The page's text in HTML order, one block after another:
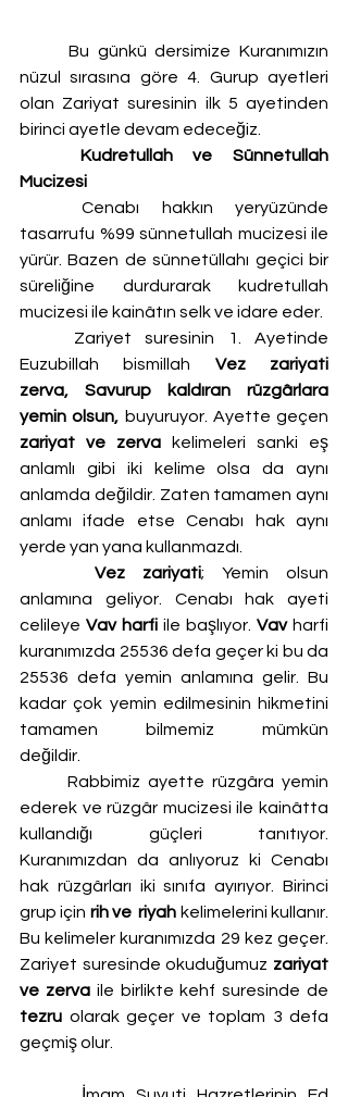
nüzul sırasına göre 4. Gurup ayetleri
olan Zariyat suresinin ilk 5 ayetinden
birinci ayetle devam edeceğiz.
Kudretullah ve Sünnetullah
Mucizesi
	Cenabı hakkın yeryüzünde
tasarrufu %99 sünnetullah mucizesi ile
yürür. Bazen de sünnetüllahı geçici bir
süreliğine durdurarak kudretullah
mucizesi ile kainâtın selk ve idare eder.
Euzubillah bismillah Vez zariyati
zerva,
Savurup kaldıran rüzgârlara
yemin olsun,
zariyat ve zerva kelimeleri sanki eş
anlamlı gibi iki kelime olsa da aynı
anlamda değildir. Zaten tamamen aynı
anlamı ifade etse Cenabı hak aynı
yerde yan yana kullanmazdı.
Vez zariyati; Yemin olsun
anlamına geliyor. Cenabı hak ayeti
celileye Vav harfi ile başlıyor. Vav harfi
kuranımızda 25536 defa geçer ki bu da
25536 defa yemin anlamına gelir. Bu
kadar çok yemin edilmesinin hikmetini
tamamen bilmemiz mümkün
değildir.
ederek ve rüzgâr mucizesi ile kainâtta
kullandığı güçleri tanıtıyor.
Kuranımızdan da anlıyoruz ki Cenabı
hak rüzgârları iki sınıfa ayırıyor. Birinci
grup için rih ve  riyah kelimelerini kullanır.
Bu kelimeler kuranımızda 29 kez geçer.
Zariyet suresinde okuduğumuz zariyat
ve zerva
tezru olarak geçer ve toplam 3 defa
geçmiş olur.